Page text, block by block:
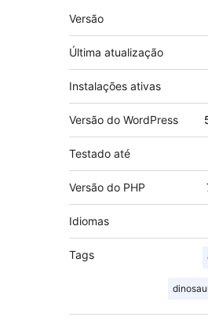
Meta
Versão
Última atualização
Instalações ativas
Versão do WordPress
Testado até
Versão do PHP
Idiomas
Tags